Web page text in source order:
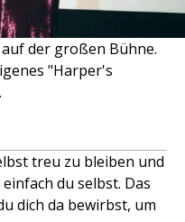
der großen Bühne.
"Harper's
treu zu bleiben und
du selbst. Das
dich da bewirbst, um